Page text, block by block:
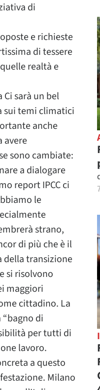
di
e richieste
di tessere
realtà e
sarà un bel
sui temi climatici
anche
avere
sono cambiate:
a dialogare
report IPCC ci
le
strano,
di più che è il
della transizione
si risolvono
maggiori
cittadino. La
di
per tutti di
lavoro.
a questo
Milano